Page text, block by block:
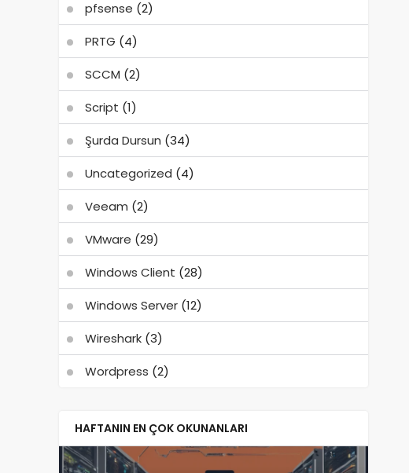
pfsense (2)
PRTG (4)
SCCM (2)
Script (1)
Şurda Dursun (34)
Uncategorized (4)
Veeam (2)
VMware (29)
Windows Client (28)
Windows Server(12)
Wireshark(3)
Wordpress (2)
HAFTANIN EN ÇOK OKUNANLARI